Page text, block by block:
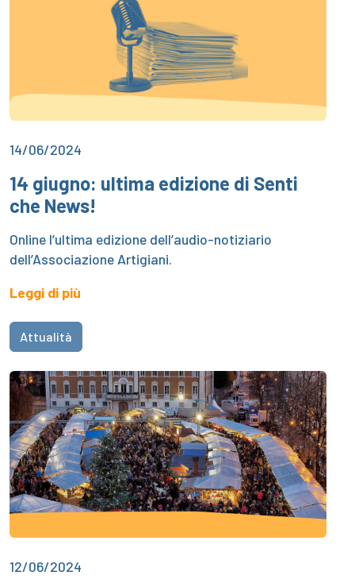
14/06/2024
14 giugno: ultima edizione di Senti
che News!
Online l’ultima edizione dell’audio-notiziario
dell’Associazione Artigiani.
Leggi di più
Attualità
12/06/2024